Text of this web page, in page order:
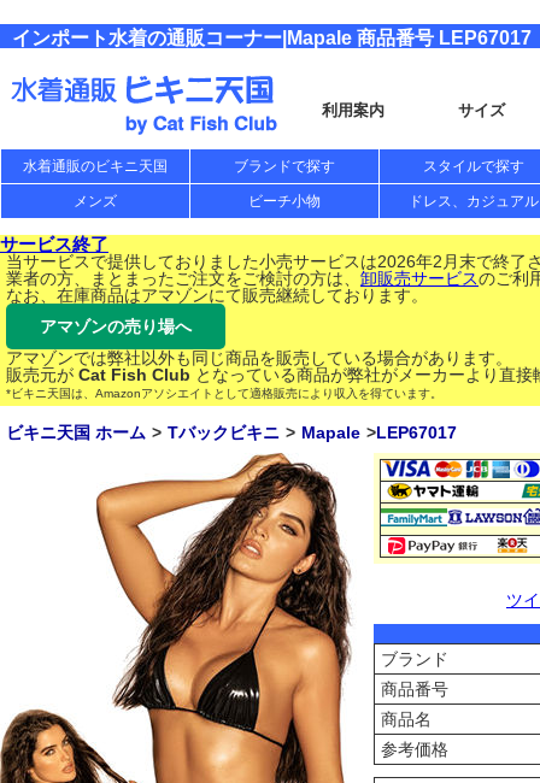
インポート水着の通販コーナー|Mapale 商品番号 LEP67017
利用案内 サイズ
水着通販のビキニ天国 ブランドで探す スタイルで探す
メンズ ビーチ小物 ドレス、カジュアル
サービス終了
当サービスで提供しておりました小売サービスは2026年2月末で終了
業者の方、まとまったご注文をご検討の方は、 卸販売サービスのご利
なお、在庫商品はアマゾンにて販売継続しております。
アマゾンの売り場へ
アマゾンでは弊社以外も同じ商品を販売している場合があります。
販売元が Cat Fish Club となっている商品が弊社がメーカーより直
*ビキニ天国は、Amazonアソシエイトとして適格販売により収入を得ています。
ビキニ天国 ホーム Tバックビキニ Mapale LEP67017
ツ
ブランド
商品番号
商品名
参考価格